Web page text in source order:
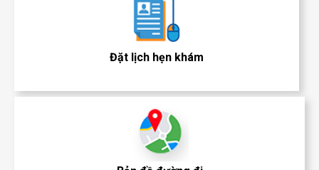
Đặt lịch hẹn khám